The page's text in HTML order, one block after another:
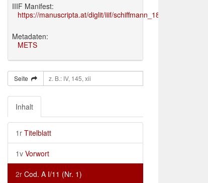
IIIF Manifest:
https://manuscripta.at/diglit/iiif/schiffmann_1895/manifest.json
Metadaten:
METS
Seite
Inhalt
1r Titelblatt
1v Vorwort
2r Cod. A I/11 (Nr. 1)